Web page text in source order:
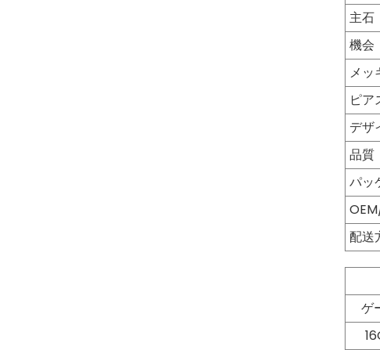
主石
機会
メッ
ピア
デザ
品質
パッ
配送
ゲ